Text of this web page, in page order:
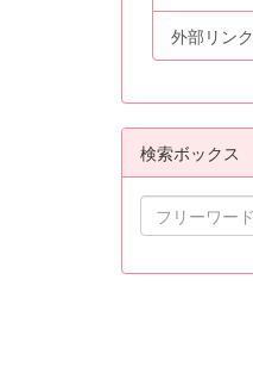
外部リンク
検索ボックス